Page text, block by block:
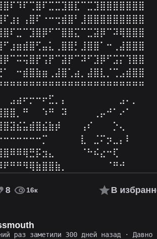
8 16к В
раз заметили 300 дней назад ·